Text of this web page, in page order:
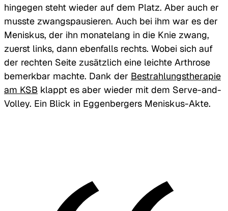
hingegen steht wieder auf dem Platz. Aber auch er
musste zwangspausieren. Auch bei ihm war es der
Meniskus, der ihn monatelang in die Knie zwang,
zuerst links, dann ebenfalls rechts. Wobei sich auf
der rechten Seite zusätzlich eine leichte Arthrose
bemerkbar machte. Dank der Bestrahlungstherapie
am KSB klappt es aber wieder mit dem Serve-and-
Volley. Ein Blick in Eggenbergers Meniskus-Akte.